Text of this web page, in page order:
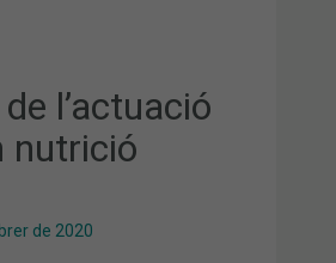
l’actuació
nutrició
de 2020